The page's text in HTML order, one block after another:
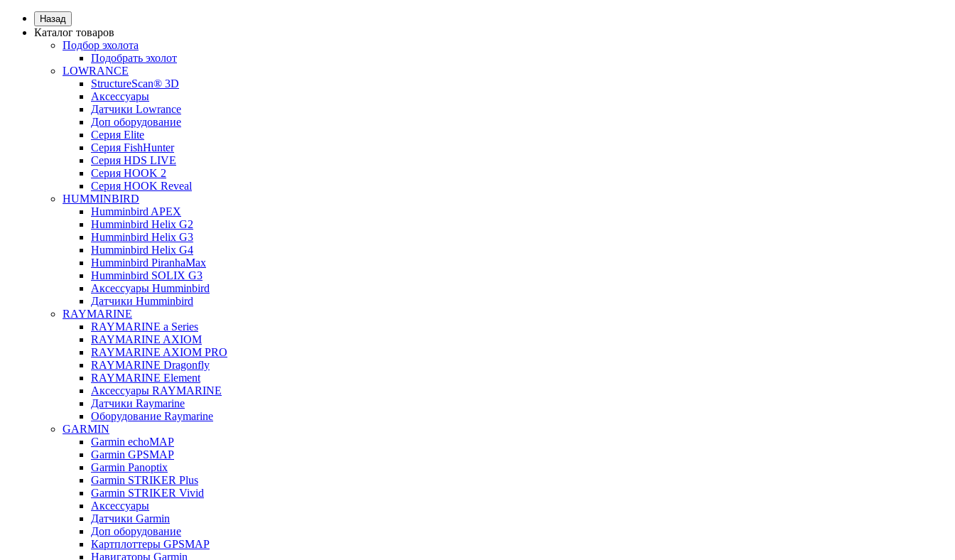
Назад
Каталог товаров
Подбор эхолота
Подобрать эхолот
LOWRANCE
StructureScan® 3D
Аксессуары
Датчики Lowrance
Доп оборудование
Серия Elite
Серия FishHunter
Серия HDS LIVE
Серия HOOK 2
Серия HOOK Reveal
HUMMINBIRD
Humminbird APEX
Humminbird Helix G2
Humminbird Helix G3
Humminbird Helix G4
Humminbird PiranhaMax
Humminbird SOLIX G3
Аксессуары Humminbird
Датчики Humminbird
RAYMARINE
RAYMARINE a Series
RAYMARINE AXIOM
RAYMARINE AXIOM PRO
RAYMARINE Dragonfly
RAYMARINE Element
Аксессуары RAYMARINE
Датчики Raymarine
Оборудование Raymarine
GARMIN
Garmin echoMAP
Garmin GPSMAP
Garmin Panoptix
Garmin STRIKER Plus
Garmin STRIKER Vivid
Аксессуары
Датчики Garmin
Доп оборудование
Картплоттеры GPSMAP
Навигаторы Garmin